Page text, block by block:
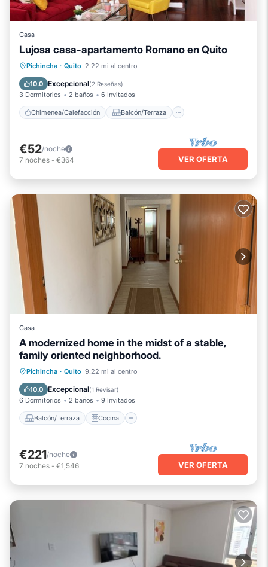
Casa
Lujosa casa-apartamento Romano en Quito
Pichincha · Quito 2.22 mi al centro
10.0 Excepcional(2 Reseñas)
3 Dormitorios 2 baños 6 Invitados
Chimenea/Calefacción Balcón/Terraza
Chimenea/Calefacción
Cocina
Aparcamiento
€52/noche
7 noches - €364 VER OFERTA
Casa
A modernized home in the midst of a stable,
family oriented neighborhood.
Pichincha · Quito 9.22 mi al centro
10.0 Excepcional(1 Revisar)
6 Dormitorios 2 baños 9 Invitados
Balcón/Terraza Cocina
Balcón/Terraza Cocina
Apto para niños
€221/noche
7 noches - €1,546 VER OFERTA